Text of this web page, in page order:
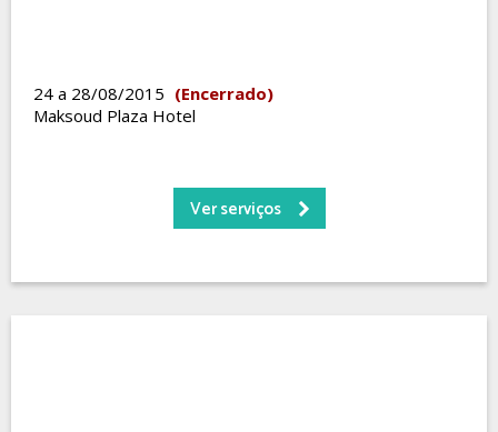
24 a 28/08/2015 (Encerrado)
Maksoud Plaza Hotel
Ver serviços